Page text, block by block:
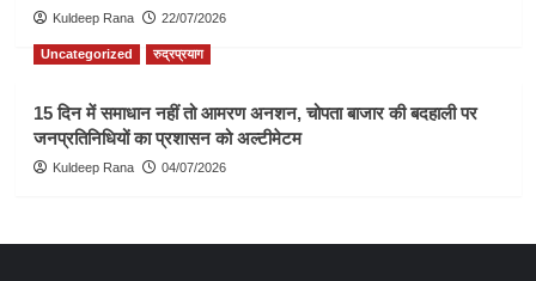
Kuldeep Rana 22/07/2026
Uncategorized रुद्रप्रयाग
15 दिन में समाधान नहीं तो आमरण अनशन, चोपता बाजार की बदहाली पर
जनप्रतिनिधियों का प्रशासन को अल्टीमेटम
Kuldeep Rana 04/07/2026